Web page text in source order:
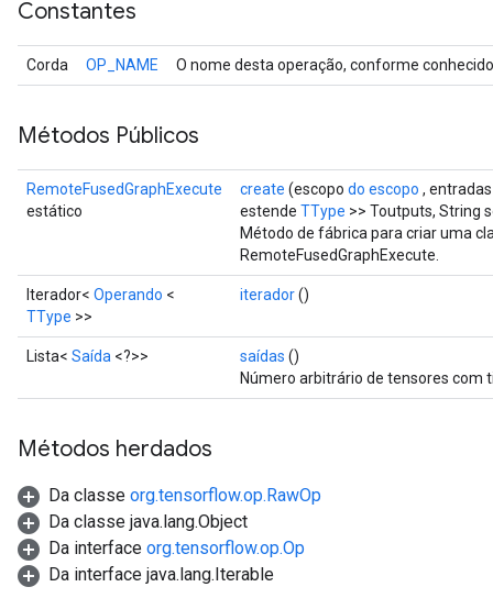
Constantes
Corda OP_NAME O nome desta operação, conforme
Métodos Públicos
RemoteFusedGraphExecute
estático
create (escopo do escopo ,
estende TType >> Toutputs, String
Método de fábrica para criar uma
RemoteFusedGraphExecute.
Iterador< Operando <
TType >>
iterador()
Lista< Saída <?>> saídas ()
Número arbitrário de tensores com
Métodos herdados
Da classe org.tensorflow.op.RawOp
Da classe java.lang.Object
Da interface org.tensorflow.op.Op
Da interface java.lang.Iterable